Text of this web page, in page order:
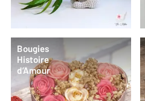
Bougies
Histoire
d’Amour